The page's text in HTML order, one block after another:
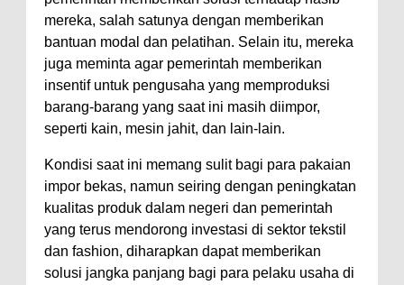
mereka, salah satunya dengan memberikan
bantuan modal dan pelatihan. Selain itu, mereka
juga meminta agar pemerintah memberikan
insentif untuk pengusaha yang memproduksi
barang-barang yang saat ini masih diimpor,
seperti kain, mesin jahit, dan lain-lain.
Kondisi saat ini memang sulit bagi para pakaian
impor bekas, namun seiring dengan peningkatan
kualitas produk dalam negeri dan pemerintah
yang terus mendorong investasi di sektor tekstil
dan fashion, diharapkan dapat memberikan
solusi jangka panjang bagi para pelaku usaha di